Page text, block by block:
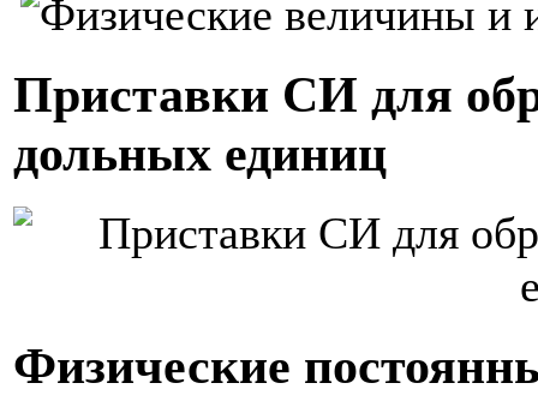
Приставки СИ для
дольных единиц
Физические